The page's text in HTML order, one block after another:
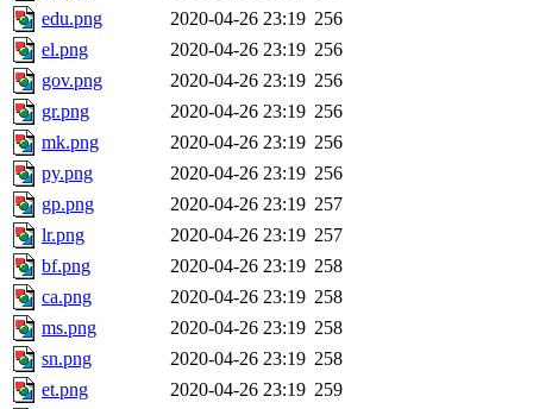
edu.png
2020-04-26 23:19 256
el.png
2020-04-26 23:19 256
gov.png
2020-04-26 23:19 256
gr.png
2020-04-26 23:19 256
mk.png
2020-04-26 23:19 256
py.png
2020-04-26 23:19 256
gp.png
2020-04-26 23:19 257
lr.png
2020-04-26 23:19 257
bf.png
2020-04-26 23:19 258
ca.png
2020-04-26 23:19 258
ms.png
2020-04-26 23:19 258
sn.png
2020-04-26 23:19 258
et.png
2020-04-26 23:19 259